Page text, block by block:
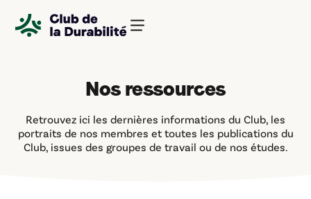
search
Nos ressources
Retrouvez ici les dernières informations du Club, les
portraits de nos membres et toutes les publications du
Club, issues des groupes de travail ou de nos études.